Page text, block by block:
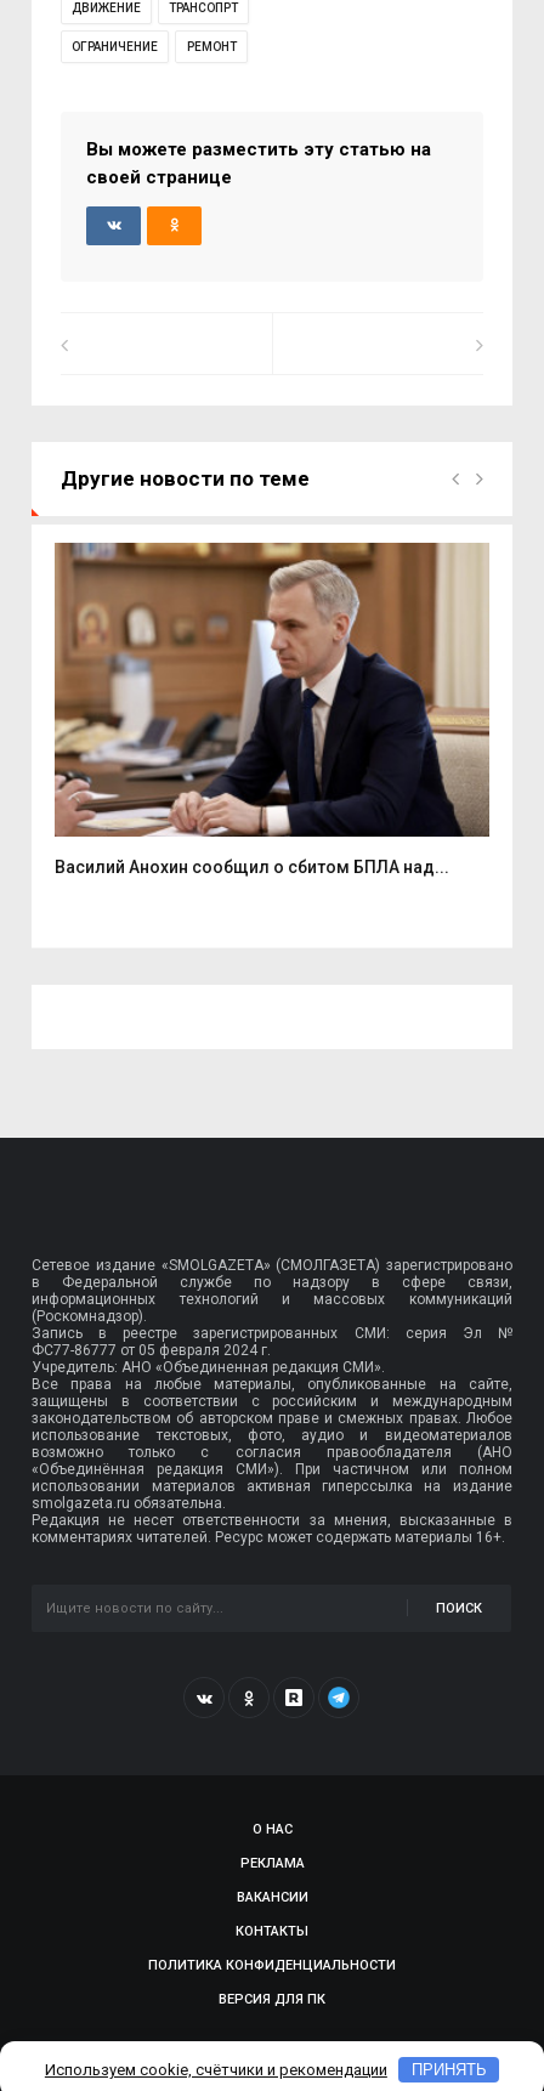
ДВИЖЕНИЕ ТРАНСОПРТ
ОГРАНИЧЕНИЕ РЕМОНТ
Вы можете разместить эту статью на
своей странице
Другие новости по теме
Василий Анохин сообщил о сбитом БПЛА над...
Сетевое издание «SMOLGAZETA» (СМОЛГАЗЕТА) зарегистрировано
в Федеральной службе по надзору в сфере связи,
информационных технологий и массовых коммуникаций
(Роскомнадзор).
Запись в реестре зарегистрированных СМИ: серия Эл №
ФС77-86777 от 05 февраля 2024 г.
Учредитель: АНО «Объединенная редакция СМИ».
Все права на любые материалы, опубликованные на сайте,
защищены в соответствии с российским и международным
законодательством об авторском праве и смежных правах. Любое
использование текстовых, фото, аудио и видеоматериалов
возможно только с согласия правообладателя (АНО
«Объединённая редакция СМИ»). При частичном или полном
использовании материалов активная гиперссылка на издание
smolgazeta.ru обязательна.
Редакция не несет ответственности за мнения, высказанные в
комментариях читателей. Ресурс может содержать материалы 16+.
ПОИСК
О НАС
РЕКЛАМА
ВАКАНСИИ
КОНТАКТЫ
ПОЛИТИКА КОНФИДЕНЦИАЛЬНОСТИ
ВЕРСИЯ ДЛЯ ПК
© 2009-2026, SMOLGAZETA.RU. СДЕЛАНО ВADEPTUM
Используем cookie, счётчики и рекомендации ПРИНЯТЬ